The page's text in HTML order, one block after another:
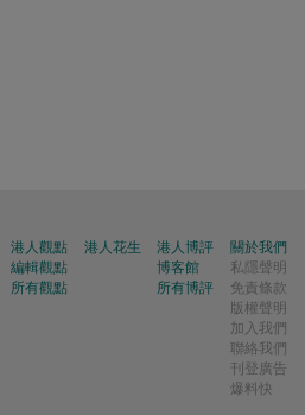
港人觀點
編輯觀點
所有觀點
港人花生
港人博評
博客館
所有博評
關於我們
私隱聲明
免責條款
版權聲明
加入我們
聯絡我們
刊登廣告
爆料快